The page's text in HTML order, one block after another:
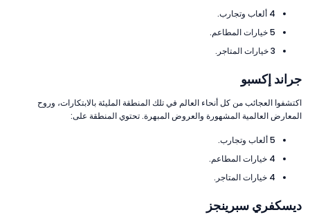
4 ألعاب وتجارب.
5 خيارات المطاعم.
3 خيارات المتاجر.
جراند إكسبو
اكتشفوا العجائب من كل أنحاء العالم في تلك المنطقة المليئة بالابتكارات، وروح
المعارض العالمية المشهورة والعروض المبهرة. تحتوي المنطقة على:
5 ألعاب وتجارب.
4 خيارات المطاعم.
4 خيارات المتاجر.
ديسكفري سبرينجز